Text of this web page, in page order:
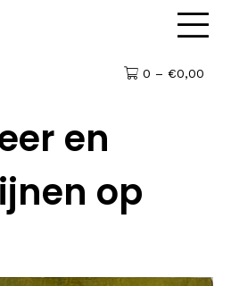
0 – €0,00
en
op